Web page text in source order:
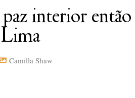
interior
Camilla Shaw